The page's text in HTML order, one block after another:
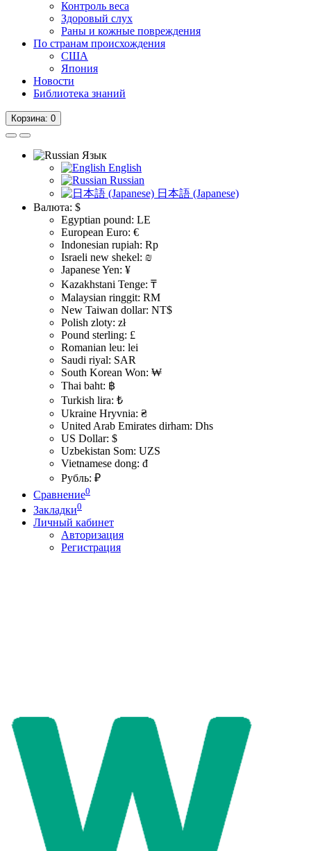
Контроль веса
Здоровый слух
Раны и кожные повреждения
По странам происхождения
США
Япония
Новости
Библиотека знаний
Корзина: 0
Язык
English
Russian
日本語 (Japanese)
Валюта: $
Egyptian pound: LE
European Euro: €
Indonesian rupiah: Rp
Israeli new shekel: ₪
Japanese Yen: ¥
Kazakhstani Tenge: ₸
Malaysian ringgit: RM
New Taiwan dollar: NT$
Polish zloty: zł
Pound sterling: £
Romanian leu: lei
Saudi riyal: SAR
South Korean Won: ₩
Thai baht: ฿
Turkish lira: ₺
Ukraine Hryvnia: ₴
United Arab Emirates dirham: Dhs
US Dollar: $
Uzbekistan Som: UZS
Vietnamese dong: đ
Рубль: ₽
Сравнение0
Закладки0
Личный кабинет
Авторизация
Регистрация